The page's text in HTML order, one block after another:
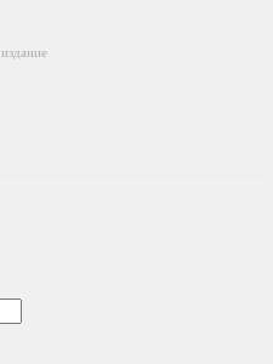
издание